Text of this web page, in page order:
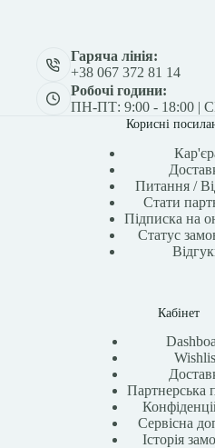
Гаряча лінія:
+38 067 372 81 14
Робочі години:
ПН-ПТ: 9:00 - 18:00 |
Корисні
Питання /
Стати
Підписка на
Статус
Кабінет
Партнерська
Сервісна
Історія